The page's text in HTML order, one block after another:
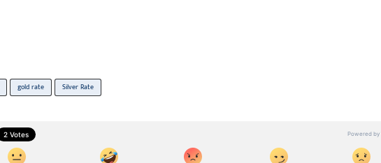
gold rate Silver Rate